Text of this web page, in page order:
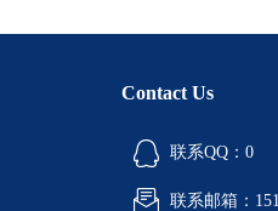
Contact Us
联系QQ：0
联系邮箱：